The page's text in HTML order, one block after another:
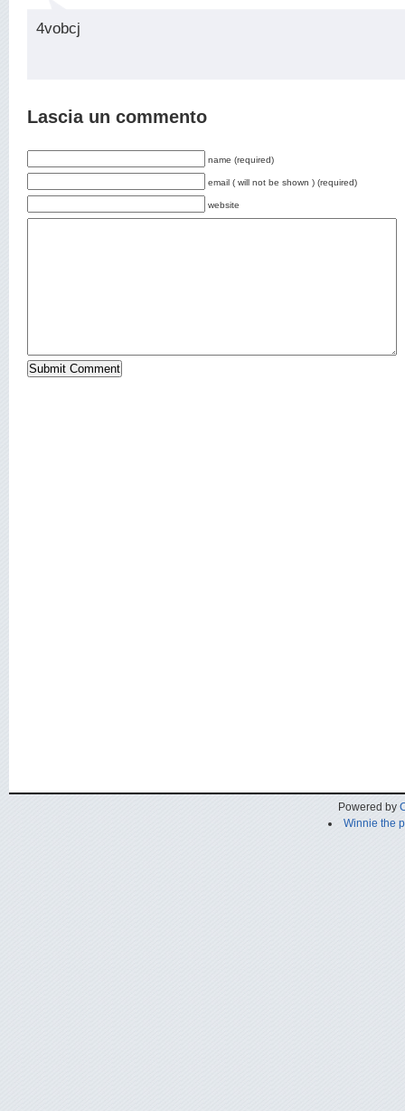
4vobcj
Lascia un commento
name (required)
email ( will not be shown ) (required)
website
Powered by
Winnie the